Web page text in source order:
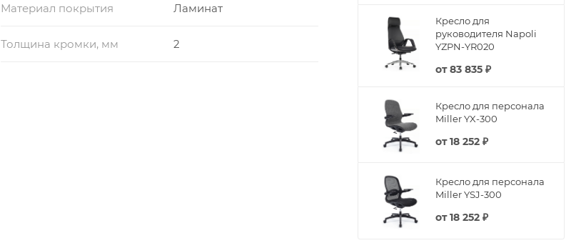
Материал покрытия Ламинат
Толщина кромки, мм 2
Кресло для
руководителя Napoli
YZPN-YR020
от83 835 ₽
Кресло для персонала
Miller YX-300
от18 252 ₽
Кресло для персонала
Miller YSJ-300
от18 252 ₽